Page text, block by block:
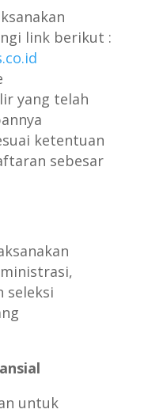
link berikut :
yang telah
ketentuan
sebesar
seleksi
untuk